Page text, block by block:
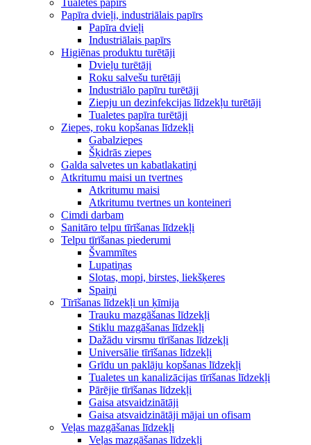
Tualetes papīrs
Papīra dvieļi, industriālais papīrs
Papīra dvieļi
Industriālais papīrs
Higiēnas produktu turētāji
Dvieļu turētāji
Roku salvešu turētāji
Industriālo papīru turētāji
Ziepju un dezinfekcijas līdzekļu turētāji
Tualetes papīra turētāji
Ziepes, roku kopšanas līdzekļi
Gabalziepes
Šķidrās ziepes
Galda salvetes un kabatlakatiņi
Atkritumu maisi un tvertnes
Atkritumu maisi
Atkritumu tvertnes un konteineri
Cimdi darbam
Sanitāro telpu tīrīšanas līdzekļi
Telpu tīrīšanas piederumi
Švammītes
Lupatiņas
Slotas, mopi, birstes, liekšķeres
Spaiņi
Tīrīšanas līdzekļi un ķīmija
Trauku mazgāšanas līdzekļi
Stiklu mazgāšanas līdzekļi
Dažādu virsmu tīrīšanas līdzekļi
Universālie tīrīšanas līdzekļi
Grīdu un paklāju kopšanas līdzekļi
Tualetes un kanalizācijas tīrīšanas līdzekļi
Pārējie tīrīšanas līdzekļi
Gaisa atsvaidzinātāji
Gaisa atsvaidzinātāji mājai un ofisam
Veļas mazgāšanas līdzekļi
Veļas mazgāšanas līdzekļi